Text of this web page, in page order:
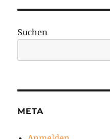
Suchen
META